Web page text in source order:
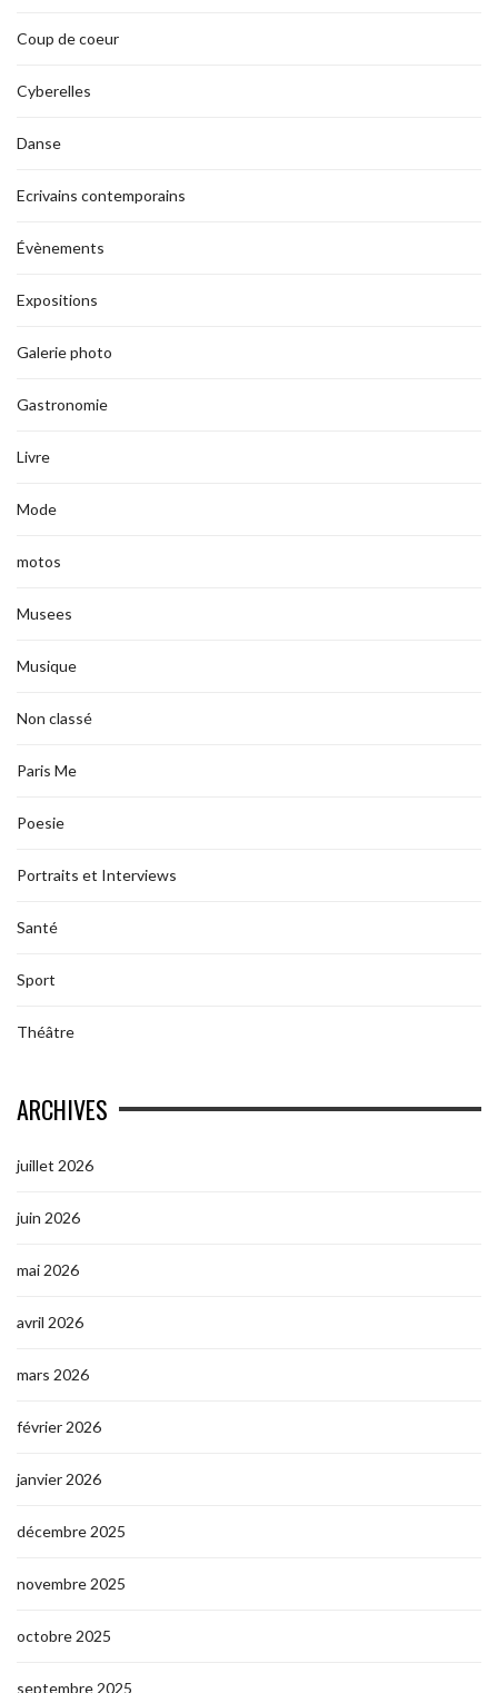
Coup de coeur
Cyberelles
Danse
Ecrivains contemporains
Évènements
Expositions
Galerie photo
Gastronomie
Livre
Mode
motos
Musees
Musique
Non classé
Paris Me
Poesie
Portraits et Interviews
Santé
Sport
Théâtre
ARCHIVES
juillet 2026
juin 2026
mai 2026
avril 2026
mars 2026
février 2026
janvier 2026
décembre 2025
novembre 2025
octobre 2025
septembre 2025